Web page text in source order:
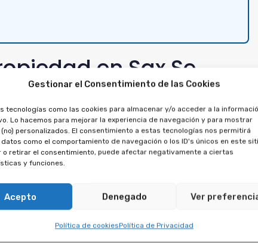
Gestionar el Consentimiento de las Cookies
tecnologías como las cookies para almacenar y/o acceder a la
Lo hacemos para mejorar la experiencia de navegación y para mostrar
(no) personalizados. El consentimiento a estas tecnologías nos permitirá
como el comportamiento de navegación o los ID's únicos en este
o retirar el consentimiento, puede afectar negativamente a ciertas
y funciones.
Acepto Denegado Ver
Política de cookiesPolítica de Privacidad
en Sax Se
relacionado
vacacional
principal con anterioridad. El crédito no puede
anularse por separado.
posible reclamar contra el préstamo, ya que
recuperar las cantidades pagadas, por ambos